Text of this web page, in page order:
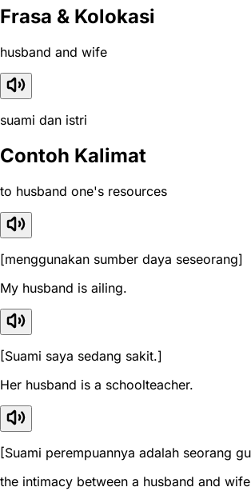
Frasa & Kolokasi
husband and wife
suami dan istri
Contoh Kalimat
to husband one's resources
[menggunakan sumber daya seseorang]
My husband is ailing.
[Suami saya sedang sakit.]
Her husband is a schoolteacher.
[Suami perempuannya adalah seorang
the intimacy between a husband and